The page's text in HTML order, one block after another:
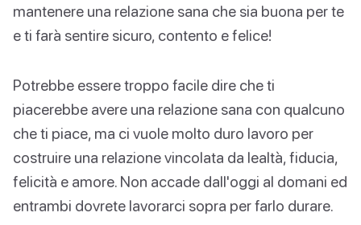
mantenere una relazione sana che sia buona per te
e ti farà sentire sicuro, contento e felice!
Potrebbe essere troppo facile dire che ti
piacerebbe avere una relazione sana con qualcuno
che ti piace, ma ci vuole molto duro lavoro per
costruire una relazione vincolata da lealtà, fiducia,
felicità e amore. Non accade dall'oggi al domani ed
entrambi dovrete lavorarci sopra per farlo durare.